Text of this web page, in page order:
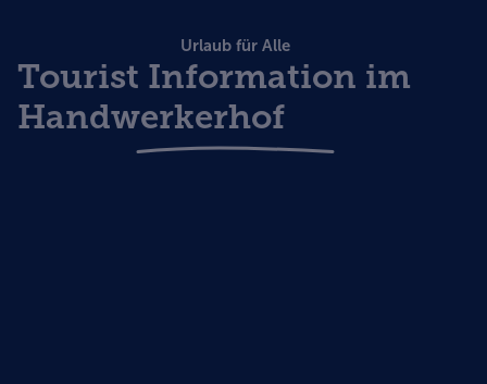
Urlaub für Alle
Tourist Information im
Handwerkerhof